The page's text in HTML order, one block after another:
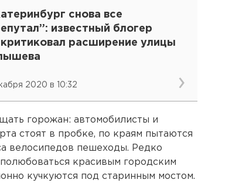
снова все
известный блогер
расширение улицы
2020 в 10:32
горожан: автомобилисты и
стоят в пробке, по краям пытаются
велосипедов пешеходы. Редко
красивым городским
кучкуются под старинным мостом.